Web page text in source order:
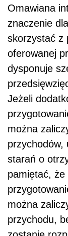
Omawiana
znaczenie
skorzystać z
oferowanej
dysponuje
Jeżeli
można
przychodów,
starań o
pamiętać, że
można
przychodu,